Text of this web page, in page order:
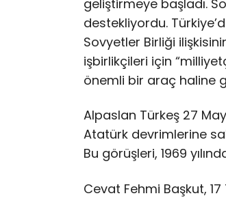
geliştirmeye başladı.
destekliyordu.
Sovyetler Birliği
işbirlikçileri için
önemli bir araç haline
Alpaslan Türkeş 27
Atatürk devrimlerine
Bu görüşleri, 1969
Cevat Fehmi Başkut,